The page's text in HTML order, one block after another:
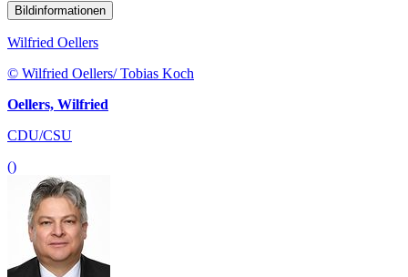
Bildinformationen
Wilfried Oellers
© Wilfried Oellers/ Tobias Koch
Oellers, Wilfried
CDU/CSU
()